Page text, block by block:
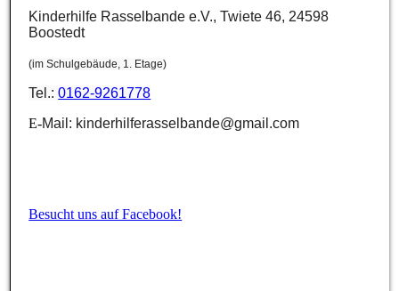
Kinderhilfe Rasselbande e.V.,Twiete 46, 24598
Boostedt
(im Schulgebäude, 1. Etage)
Tel.:0162-9261778
E-Mail: kinderhilferasselbande@gmail.com
Besucht uns auf Facebook!